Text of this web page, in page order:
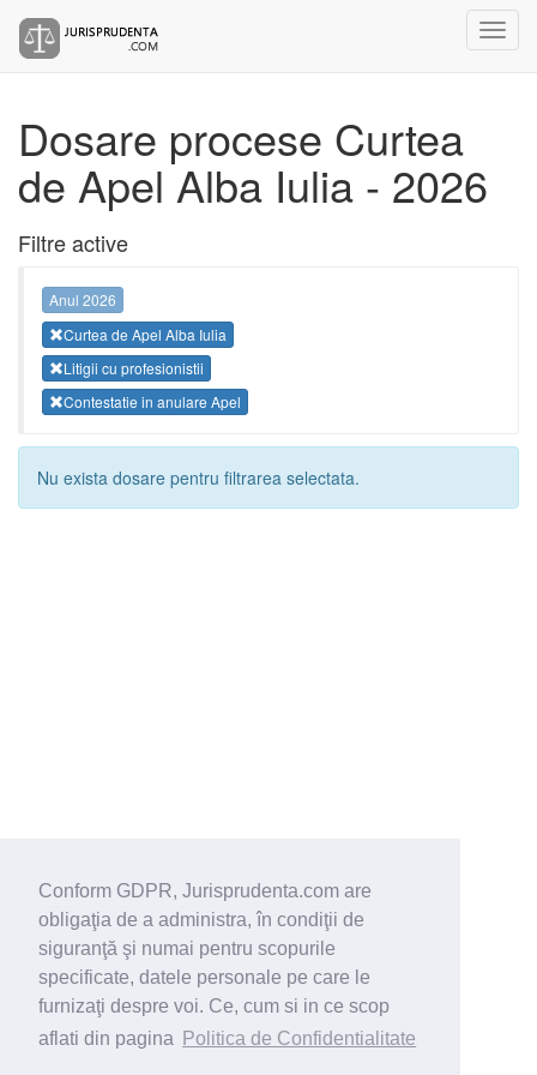
Conform GDPR, Jurisprudenta.com are
obligaţia de a administra, în condiţii de
siguranţă şi numai pentru scopurile
specificate, datele personale pe care le
furnizaţi despre voi. Ce, cum si in ce scop
aflati din pagina
Politica de Confidentialitate
Dosare procese Curtea
de Apel Alba Iulia - 2026
Filtre active
Anul 2026
Curtea de Apel Alba Iulia
Litigii cu profesionistii
Contestatie in anulare Apel
Nu exista dosare pentru filtrarea selectata.